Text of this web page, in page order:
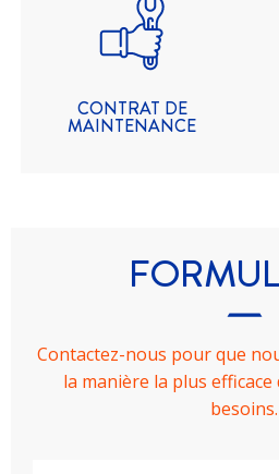
CONTRAT DE
MAINTENANCE
Contrats de maintenance
personnalisés pour
assurer la fiabilité de vos
Contactez-nous pour que
la manière la plus
besoins.